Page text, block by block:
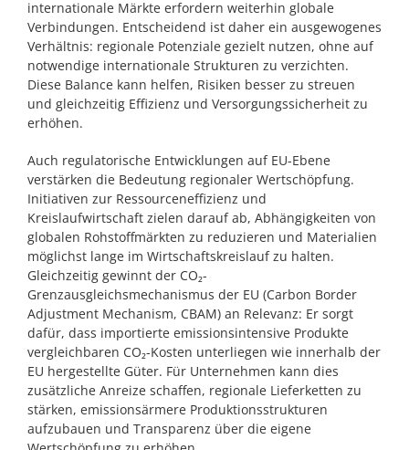
internationale Märkte erfordern weiterhin globale
Verbindungen. Entscheidend ist daher ein ausgewogenes
Verhältnis: regionale Potenziale gezielt nutzen, ohne auf
notwendige internationale Strukturen zu verzichten.
Diese Balance kann helfen, Risiken besser zu streuen
und gleichzeitig Effizienz und Versorgungssicherheit zu
erhöhen.
Auch regulatorische Entwicklungen auf EU-Ebene
verstärken die Bedeutung regionaler Wertschöpfung.
Initiativen zur Ressourceneffizienz und
Kreislaufwirtschaft zielen darauf ab, Abhängigkeiten von
globalen Rohstoffmärkten zu reduzieren und Materialien
möglichst lange im Wirtschaftskreislauf zu halten.
Gleichzeitig gewinnt der CO₂-
Grenzausgleichsmechanismus der EU (Carbon Border
Adjustment Mechanism, CBAM) an Relevanz: Er sorgt
dafür, dass importierte emissionsintensive Produkte
vergleichbaren CO₂-Kosten unterliegen wie innerhalb der
EU hergestellte Güter. Für Unternehmen kann dies
zusätzliche Anreize schaffen, regionale Lieferketten zu
stärken, emissionsärmere Produktionsstrukturen
aufzubauen und Transparenz über die eigene